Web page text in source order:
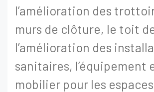
l’amélioration des
murs de clôture, le toit
l’amélioration des
sanitaires, l’équipement
mobilier pour les